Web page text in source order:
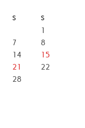
S S
1
7
8
14
15
21
22
28